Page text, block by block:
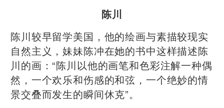
陈川
陈川较早留学美国，他的绘画与素描较现实
自然主义，妹妹陈冲在她的书中这样描述陈
川的画：“陈川以他的画笔和色彩注解一种偶
然，一个欢乐和伤感的和弦，一个绝妙的情
景交叠而发生的瞬间休克”。